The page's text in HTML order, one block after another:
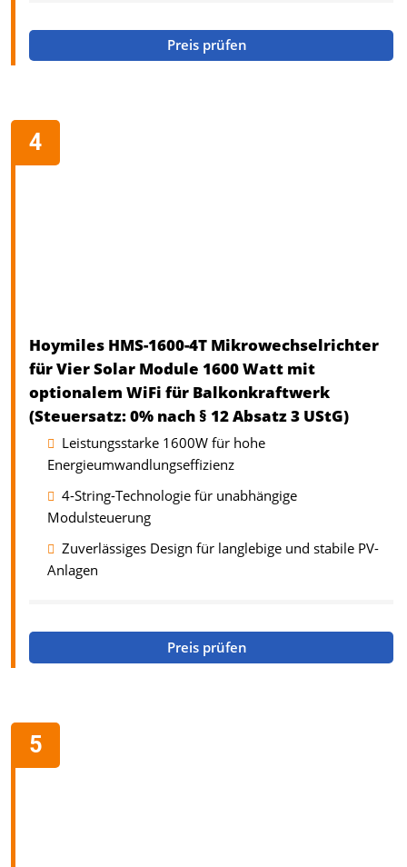
Preis prüfen
Hoymiles HMS-1600-4T Mikrowechselrichter
für Vier Solar Module 1600 Watt mit
optionalem WiFi für Balkonkraftwerk
(Steuersatz: 0% nach § 12 Absatz 3 UStG)
Leistungsstarke 1600W für hohe
Energieumwandlungseffizienz
4-String-Technologie für unabhängige
Modulsteuerung
Zuverlässiges Design für langlebige und stabile PV-
Anlagen
Preis prüfen